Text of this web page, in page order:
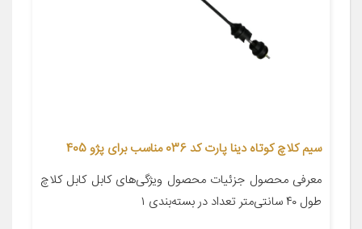
سیم کلاچ کوتاه دینا پارت کد 036 مناسب برای پژو 405
معرفی محصول جزئیات محصول ویژگی‌های کابل کابل کلاچ
طول ۴۰ سانتی‌متر تعداد در بسته‌بندی ۱